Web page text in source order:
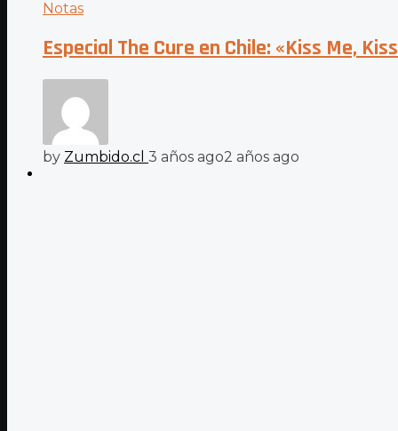
Notas
Especial The Cure en Chile: «Kiss Me,
by Zumbido.cl 3 años ago2 años ago